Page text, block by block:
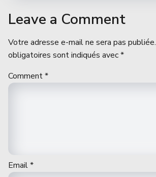
Leave a Comment
Votre adresse e-mail ne sera pas publiée.
obligatoires sont indiqués avec*
Comment*
Email*